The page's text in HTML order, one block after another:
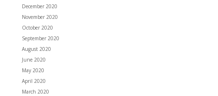
December 2020
November 2020
October 2020
September 2020
August 2020
June 2020
May 2020
April 2020
March 2020